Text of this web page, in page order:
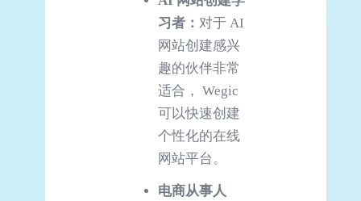
习者： 对于 AI
网站创建感兴
趣的伙伴非常
适合， Wegic
可以快速创建
个性化的在线
网站平台。
电商从事人